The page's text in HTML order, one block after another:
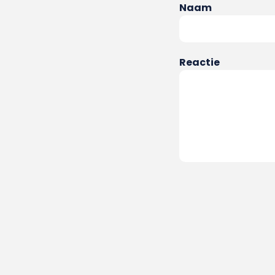
Naam
Reactie